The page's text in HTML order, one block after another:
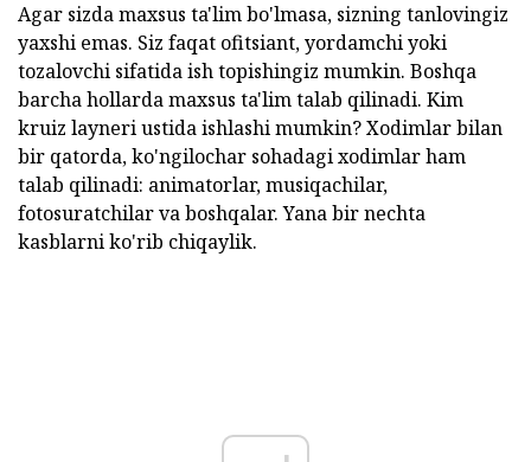
Agar sizda maxsus ta'lim bo'lmasa, sizning tanlovingiz
yaxshi emas. Siz faqat ofitsiant, yordamchi yoki
tozalovchi sifatida ish topishingiz mumkin. Boshqa
barcha hollarda maxsus ta'lim talab qilinadi. Kim
kruiz layneri ustida ishlashi mumkin? Xodimlar bilan
bir qatorda, ko'ngilochar sohadagi xodimlar ham
talab qilinadi: animatorlar, musiqachilar,
fotosuratchilar va boshqalar. Yana bir nechta
kasblarni ko'rib chiqaylik.